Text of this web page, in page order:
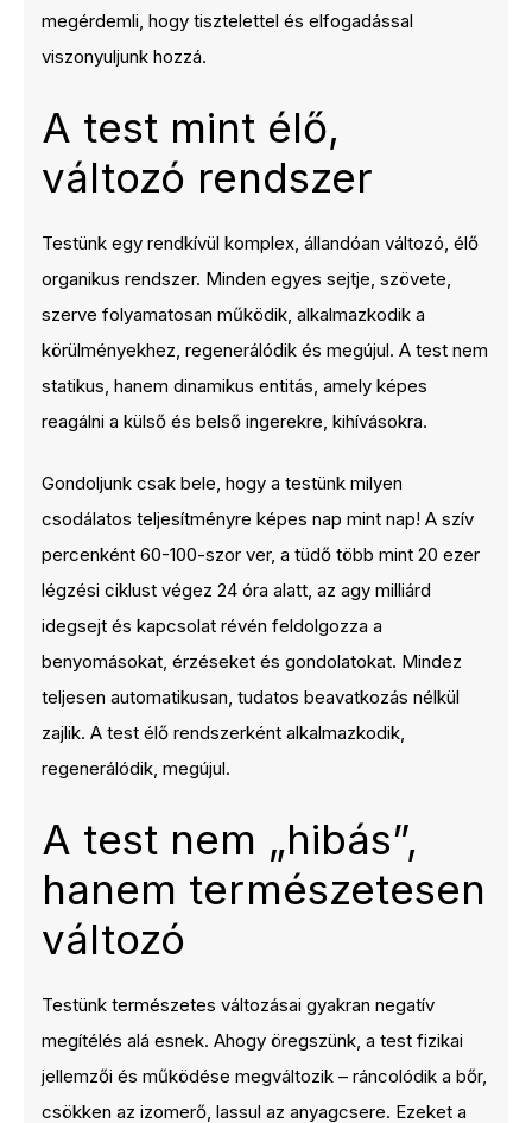
megérdemli, hogy tisztelettel és elfogadással
viszonyuljunk hozzá.
A test mint élő,
változó rendszer
Testünk egy rendkívül komplex, állandóan változó, élő
organikus rendszer. Minden egyes sejtje, szövete,
szerve folyamatosan működik, alkalmazkodik a
körülményekhez, regenerálódik és megújul. A test nem
statikus, hanem dinamikus entitás, amely képes
reagálni a külső és belső ingerekre, kihívásokra.
Gondoljunk csak bele, hogy a testünk milyen
csodálatos teljesítményre képes nap mint nap! A szív
percenként 60-100-szor ver, a tüdő több mint 20 ezer
légzési ciklust végez 24 óra alatt, az agy milliárd
idegsejt és kapcsolat révén feldolgozza a
benyomásokat, érzéseket és gondolatokat. Mindez
teljesen automatikusan, tudatos beavatkozás nélkül
zajlik. A test élő rendszerként alkalmazkodik,
regenerálódik, megújul.
A test nem „hibás”,
hanem természetesen
változó
Testünk természetes változásai gyakran negatív
megítélés alá esnek. Ahogy öregszünk, a test fizikai
jellemzői és működése megváltozik – ráncolódik a bőr,
csökken az izomerő, lassul az anyagcsere. Ezeket a